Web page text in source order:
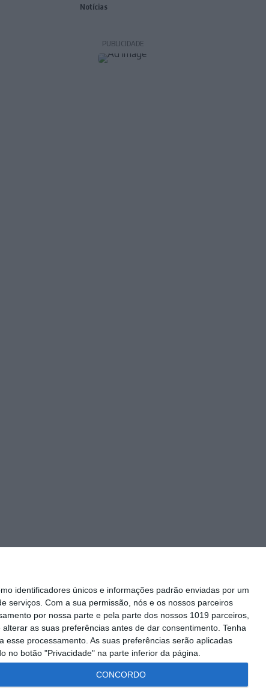
identificadores únicos e informações padrão enviadas por um
serviços. Com a sua permissão, nós e os nossos parceiros
por nossa parte e pela parte dos nossos 1019 parceiros,
as suas preferências antes de dar consentimento. Tenha
processamento. As suas preferências serão aplicadas
no botão "Privacidade" na parte inferior da página.
CONCORDO
Notícias
PUBLICIDADE
Siga-nos